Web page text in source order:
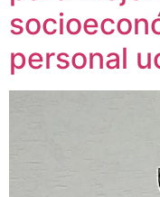
personal